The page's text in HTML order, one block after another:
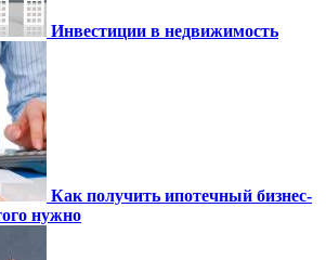
Инвестиции в недвижимость
Как получить ипотечный бизнес-
нужно